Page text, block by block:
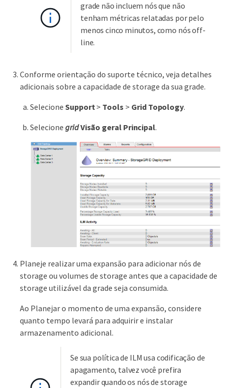
grade não incluem nós que não
tenham métricas relatadas por pelo
menos cinco minutos, como nós off-
line.
Conforme orientação do suporte técnico, veja detalhes
adicionais sobre a capacidade de storage da sua grade.
Selecione Support> Tools > Grid Topology.
Selecione gridVisão geral Principal.
Planeje realizar uma expansão para adicionar nós de
storage ou volumes de storage antes que a capacidade de
storage utilizável da grade seja consumida.
Ao Planejar o momento de uma expansão, considere
quanto tempo levará para adquirir e instalar
armazenamento adicional.
Se sua política de ILM usa codificação de
apagamento, talvez você prefira
expandir quando os nós de storage